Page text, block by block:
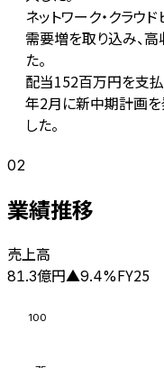
ネットワーク・クラウ
需要増を取り込み、
た。
配当152百万円を支払
年2月に新中期計画
した。
02
業績推移
売上高
81.3億円▲9.4%FY25
100